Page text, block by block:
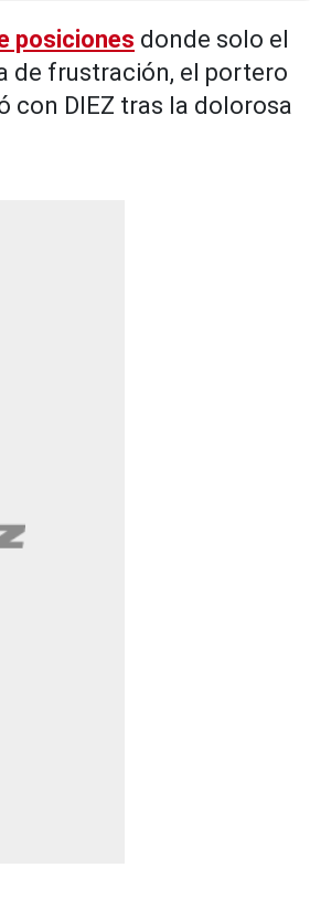
posiciones donde solo el
de frustración, el portero
con DIEZ tras la dolorosa